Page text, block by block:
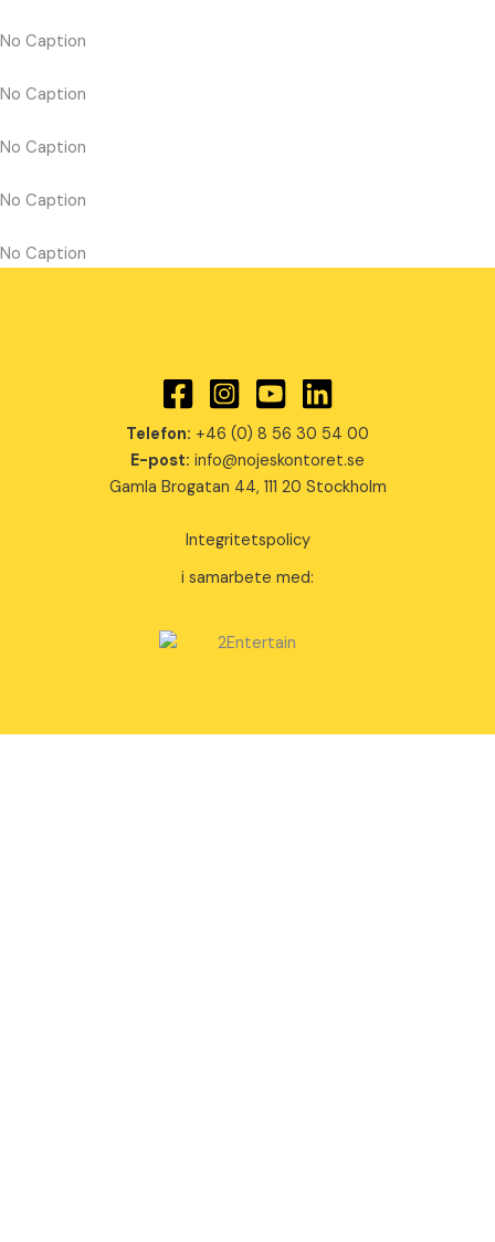
No Caption
No Caption
No Caption
No Caption
No Caption
Telefon: +46 (0) 8 56 30 54 00
E-post: info@nojeskontoret.se
Gamla Brogatan 44, 111 20 Stockholm
Integritetspolicy
i samarbete med: